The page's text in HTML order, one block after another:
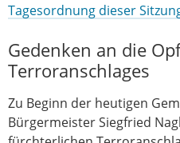
Tagesordnung dieser
Gedenken an die
Terroranschlages
Zu Beginn der heutigen
Bürgermeister Siegfried